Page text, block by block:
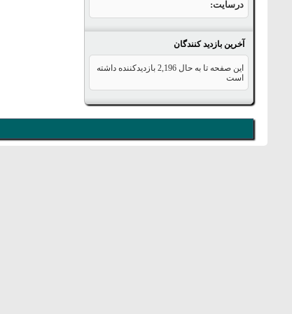
درسایت
آخرین بازدید کنندگان
این صفحه تا به حال 2,196 بازدیدکننده داشته
است